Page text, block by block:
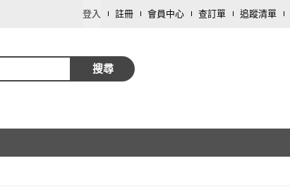
登入 註冊 會員中心 查訂單 追蹤清單
搜尋